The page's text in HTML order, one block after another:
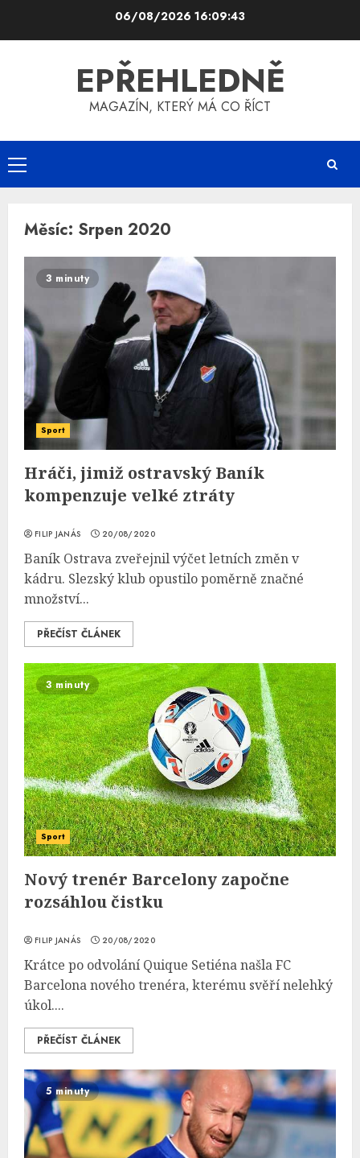
06/08/2026 16:09:44
EPŘEHLEDNĚ
MAGAZÍN, KTERÝ MÁ CO ŘÍCT
Primary
Menu
Měsíc: Srpen 2020
3 minuty
Sport
Hráči, jimiž ostravský Baník
kompenzuje velké ztráty
FILIP JANÁS 20/08/2020
Baník Ostrava zveřejnil výčet letních změn v
kádru. Slezský klub opustilo poměrně značné
množství...
PŘEČÍST ČLÁNEK
3 minuty
Sport
Nový trenér Barcelony započne
rozsáhlou čistku
FILIP JANÁS 20/08/2020
Krátce po odvolání Quique Setiéna našla FC
Barcelona nového trenéra, kterému svěří nelehký
úkol....
PŘEČÍST ČLÁNEK
5 minuty